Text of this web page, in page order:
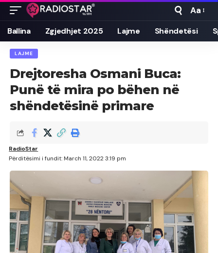
Font
Resizer
Aa
Ballina Zgjedhjet 2025 Lajme Shëndetësi
LAJME
Drejtoresha Osmani Buca:
Punë të mira po bëhen në
shëndetësinë primare
Përditësimi i fundit: March 11, 2022 3:19 pm
RadioStar